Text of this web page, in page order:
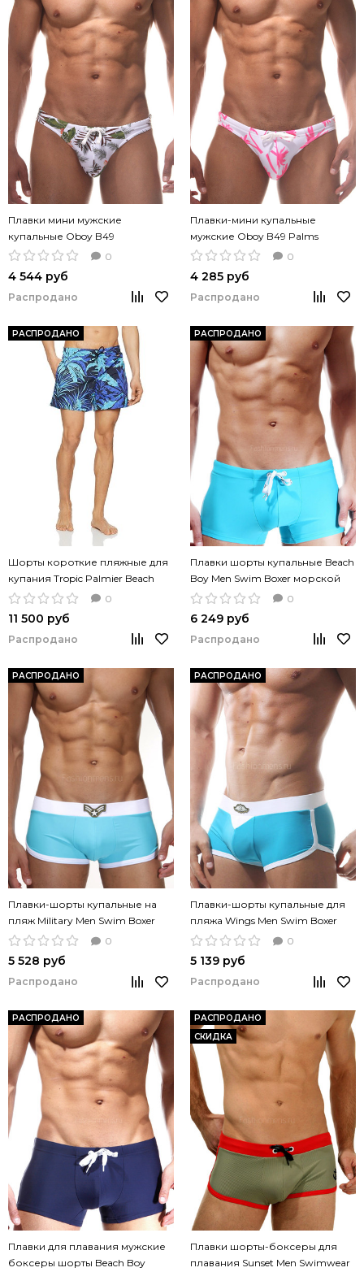
Плавки мини мужские
купальные Oboy B49
0
4 544 руб
Распродано
Плавки-мини купальные
мужские Oboy B49 Palms
0
4 285 руб
Распродано
РАСПРОДАНО
Шорты короткие пляжные для
купания Tropic Palmier Beach
Shorts тропический синий
0
11 500 руб
Распродано
РАСПРОДАНО
Плавки шорты купальные Beach
Boy Men Swim Boxer морской
голубой цвет
0
6 249 руб
Распродано
РАСПРОДАНО
Плавки-шорты купальные на
пляж Military Men Swim Boxer
light blue голубой 0
5 528 руб
Распродано
РАСПРОДАНО
Плавки-шорты купальные для
пляжа Wings Men Swim Boxer
голубые
0
5 139 руб
Распродано
РАСПРОДАНО
Плавки для плавания мужские
боксеры шорты Beach Boy
РАСПРОДАНО
СКИДКА
Плавки шорты-боксеры для
плавания Sunset Men Swimwear